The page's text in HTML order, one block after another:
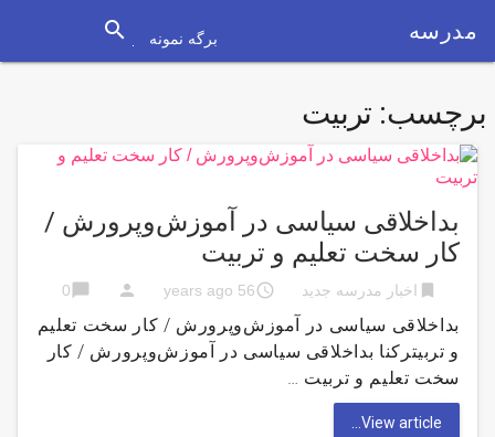
مدرسه برگه نمونه search
برچسب: تربیت
بداخلاقی سیاسی در آموزش‌وپرورش /
کار سخت تعلیم و تربیت
bookmark اخبار مدرسه جدید access_time
56 years ago
person
chat_bubble
0
بداخلاقی سیاسی در آموزش‌وپرورش / کار سخت تعلیم
و تربیترکنا بداخلاقی سیاسی در آموزش‌وپرورش / کار
سخت تعلیم و تربیت …
View article...